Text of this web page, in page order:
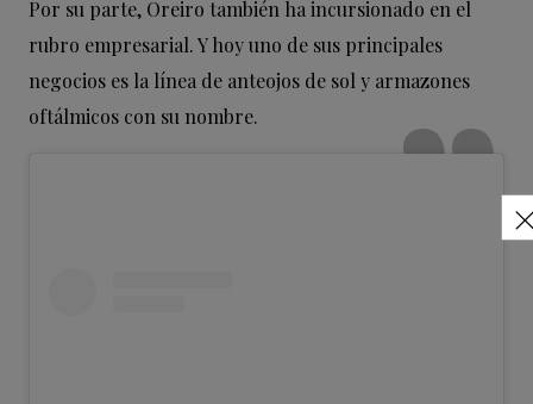
Por su parte, Oreiro también ha incursionado en el
rubro empresarial. Y hoy uno de sus principales
negocios es la línea de anteojos de sol y armazones
oftálmicos con su nombre.